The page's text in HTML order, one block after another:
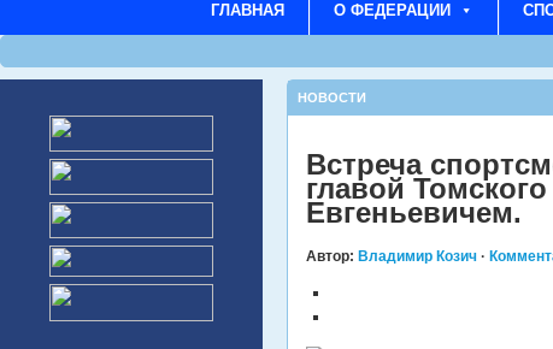
ГЛАВНАЯ О ФЕДЕРАЦИИ
НОВОСТИ
Встреча
главой
Евгеньевичем.
Автор: Владимир Козич ·